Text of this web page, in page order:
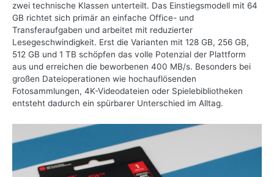
zwei technische Klassen unterteilt. Das Einstiegsmodell mit 64
GB richtet sich primär an einfache Office- und
Transferaufgaben und arbeitet mit reduzierter
Lesegeschwindigkeit. Erst die Varianten mit 128 GB, 256 GB,
512 GB und 1 TB schöpfen das volle Potenzial der Plattform
aus und erreichen die beworbenen 400 MB/s. Besonders bei
großen Dateioperationen wie hochauflösenden
Fotosammlungen, 4K-Videodateien oder Spielebibliotheken
entsteht dadurch ein spürbarer Unterschied im Alltag.